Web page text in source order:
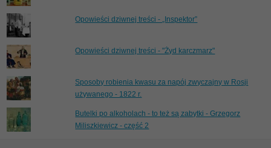
Opowieści dziwnej treści - „Inspektor”
Opowieści dziwnej treści - "Żyd karczmarz"
Sposoby robienia kwasu za napój zwyczajny w Rosji
używanego - 1822 r.
Butelki po alkoholach - to też są zabytki - Grzegorz
Miliszkiewicz - część 2